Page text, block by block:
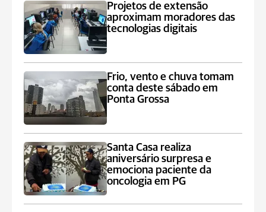
Projetos de extensão
aproximam moradores das
tecnologias digitais
Frio, vento e chuva tomam
conta deste sábado em
Ponta Grossa
Santa Casa realiza
aniversário surpresa e
emociona paciente da
oncologia em PG